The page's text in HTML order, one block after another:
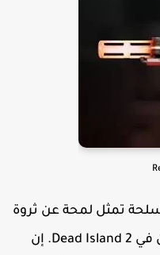
تمثل لمحة عن ثروة
الأسلحة الهائلة التي تنتظر اللاعبين في Dead Island 2. إن